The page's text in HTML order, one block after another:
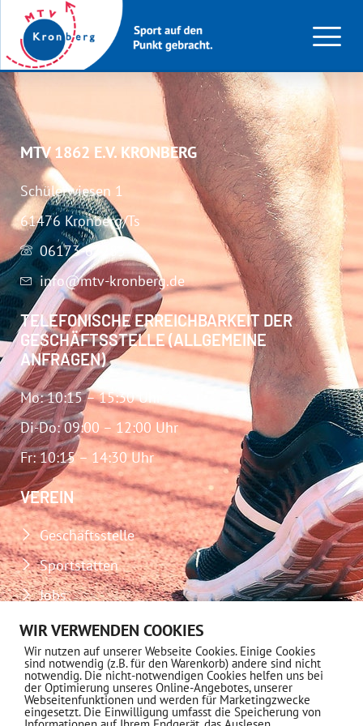
Athletik U16 (m)
MTV 1862 E.V. KRONBERG
Schülerwiesen 1
61476 Kronberg/Ts
06173-67283
info@mtv-kronberg.de
TELEFONISCHE ERREICHBARKEIT DER
GESCHÄFTSSTELLE (ALLGEMEINE
ANFRAGEN)
Mo: 10:15 – 15:30 Uhr
Di-Do: 09:00 – 12:00 Uhr
Fr: 10:15 – 14:30 Uhr
VEREIN
Geschäftsstelle
Sportstätten
Jobs
Download-Center
Impressum
Datenschutz
WIR VERWENDEN COOKIES
Wir nutzen auf unserer Webseite Cookies. Einige Cookies
sind notwendig (z.B. für den Warenkorb) andere sind nicht
notwendig. Die nicht-notwendigen Cookies helfen uns bei
der Optimierung unseres Online-Angebotes, unserer
Webseitenfunktionen und werden für Marketingzwecke
eingesetzt. Die Einwilligung umfasst die Speicherung von